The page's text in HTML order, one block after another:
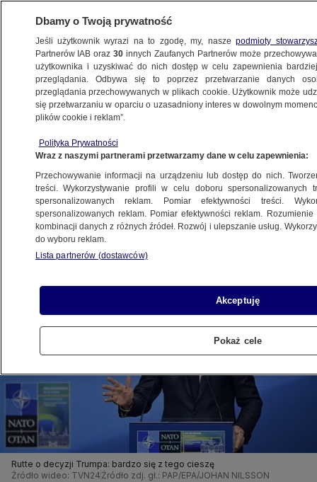
ŚWIAT
"Chcę powiedzieć to absolutnie jasno"
Zespół autorów
22.05.2026, 08:59Aktualizacja: 22.05.2026, 15:59
Posłuchaj artykułu
Czyta lektor AI
Rutte o decyzji Trumpa: bardzo się z tego cieszę
Źródło wideo: TVN24 Źródło zdj. gł.: PAP/EPA/JOHAN NILSSON
Dbamy o Twoją prywatność
Jeśli użytkownik wyrazi na to zgodę, my, naszepodmioty
Partnerów IAB oraz30 innych Zaufanych Partnerów może
użytkownika i uzyskiwać do nich dostęp w celu zapewnienia
przeglądania. Odbywa się to poprzez przetwarzanie danych
przeglądania przechowywanych w plikach cookie. Użytkownik może
się przetwarzaniu w oparciu o uzasadniony interes w dowolnym
plików cookie i reklam”.
Polityka Prywatności
Wraz z naszymi partnerami przetwarzamy dane w celu zapewnienia:
Przechowywanie informacji na urządzeniu lub dostęp do nich.
treści. Wykorzystywanie profili w celu doboru spersonalizowanych
spersonalizowanych reklam. Pomiar efektywności treści.
spersonalizowanych reklam. Pomiar efektywności reklam.
kombinacji danych z różnych źródeł. Rozwój i ulepszanie usług.
do wyboru reklam.
Lista partnerów (dostawców)
Akceptuję
Pokaż cele